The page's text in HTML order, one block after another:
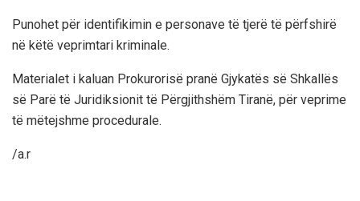
Punohet për identifikimin e personave të tjerë të përfshirë
në këtë veprimtari kriminale.
Materialet i kaluan Prokurorisë pranë Gjykatës së Shkallës
së Parë të Juridiksionit të Përgjithshëm Tiranë, për veprime
të mëtejshme procedurale.
/a.r